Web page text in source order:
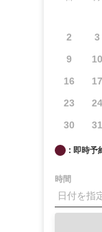
2
3
9
10
16
17
23
24
30
31
: 即時予
時間